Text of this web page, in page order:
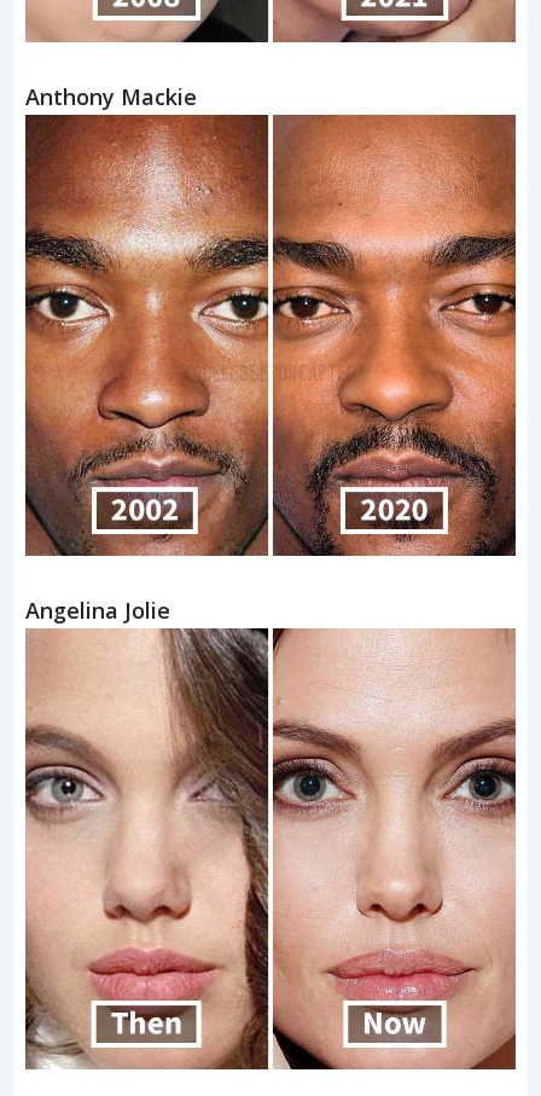
Anthony Mackie
Angelina Jolie